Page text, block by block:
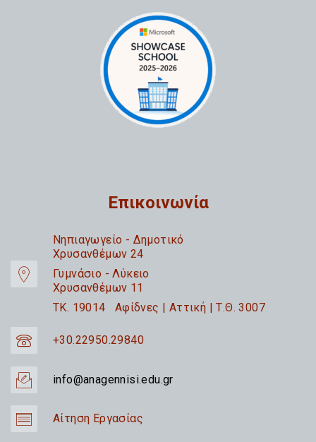
Επικοινωνία
Nηπιαγωγείο - Δημοτικό
Χρυσανθέμων 24
Γυμνάσιο - Λύκειο
Χρυσανθέμων 11
TK. 19014 Αφίδνες | Αττική | Τ.Θ. 3007
+30.22950.29840
info@anagennisi.edu.gr
Αίτηση Εργασίας